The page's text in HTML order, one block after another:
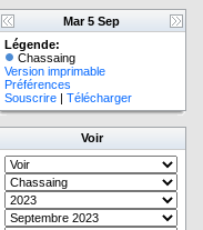
Mar 5 Sep
Légende:
Chassaing
Version imprimable
Préférences
Souscrire | Télécharger
Voir